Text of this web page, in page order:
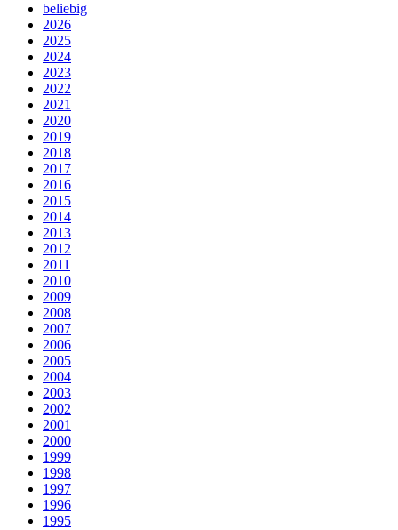
beliebig
2026
2025
2024
2023
2022
2021
2020
2019
2018
2017
2016
2015
2014
2013
2012
2011
2010
2009
2008
2007
2006
2005
2004
2003
2002
2001
2000
1999
1998
1997
1996
1995